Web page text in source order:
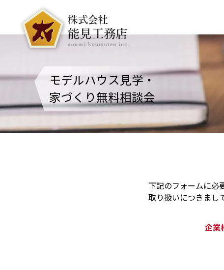
モデルハウス見学・
家づくり無料相談会
下記のフォームに必
取り扱いにつきまし
企業